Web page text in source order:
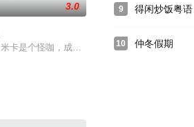
海在哈萨克斯坦隐姓埋名，却
乱，凶手直指善用妖法的克兰国师鸠罗刹。唐
天拼命工作还身兼几职，因还不上钱被黑社
3.0
卡是个怪咖，成天活在本身的世界里。有一
9 得闲炒饭粤语
10 仲冬假期